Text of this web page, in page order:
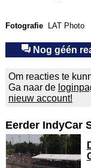
Fotografie LAT Photo
Nog géén
Om reacties te
Ga naar de
nieuw account!
Eerder IndyCar